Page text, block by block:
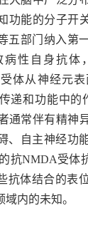
功能的分子开
五部门纳入第
病性自身抗体
体从神经元
递和功能中的
通常伴有精神
、自主神经功
抗NMDA受体
抗体结合的表
内的未知。